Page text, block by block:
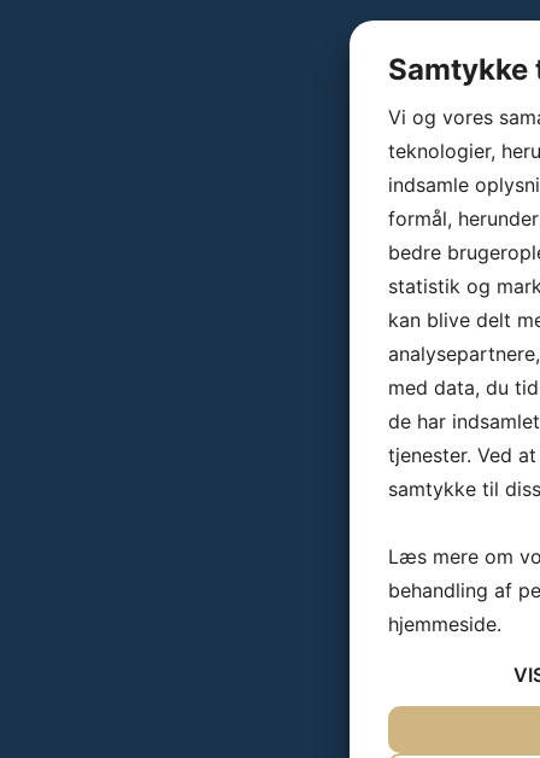
Vi og vores
teknologier,
indsamle
formål,
bedre
statistik og
kan blive delt
med data, du
de har
tjenester. Ved
samtykke til
Læs mere om
behandling af
hjemmeside.